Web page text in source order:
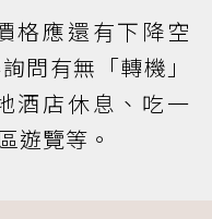
格應還有下降空
問有無「轉機」
酒店休息、吃一
遊覽等。